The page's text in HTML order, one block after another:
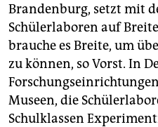
Brandenburg, setzt mit
Schülerlaboren auf
brauche es Breite, um
zu können, so Vorst. In
Museen, die
Schulklassen